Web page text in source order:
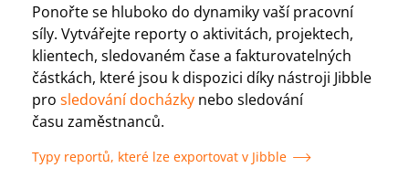
Ponořte se hluboko do dynamiky vaší pracovní
síly. Vytvářejte reporty o aktivitách, projektech,
klientech, sledovaném čase a fakturovatelných
částkách, které jsou k dispozici díky nástroji Jibble
pro sledování docházky nebo sledování
času zaměstnanců.
Typy reportů, které lze exportovat v Jibble